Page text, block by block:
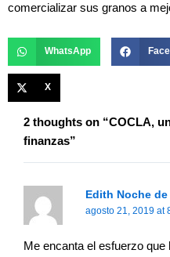
comercializar sus granos a
WhatsApp
X
2 thoughts on “COCLA,
finanzas”
Edith Noche
agosto 21, 2019 at
Me encanta el esfuerzo que